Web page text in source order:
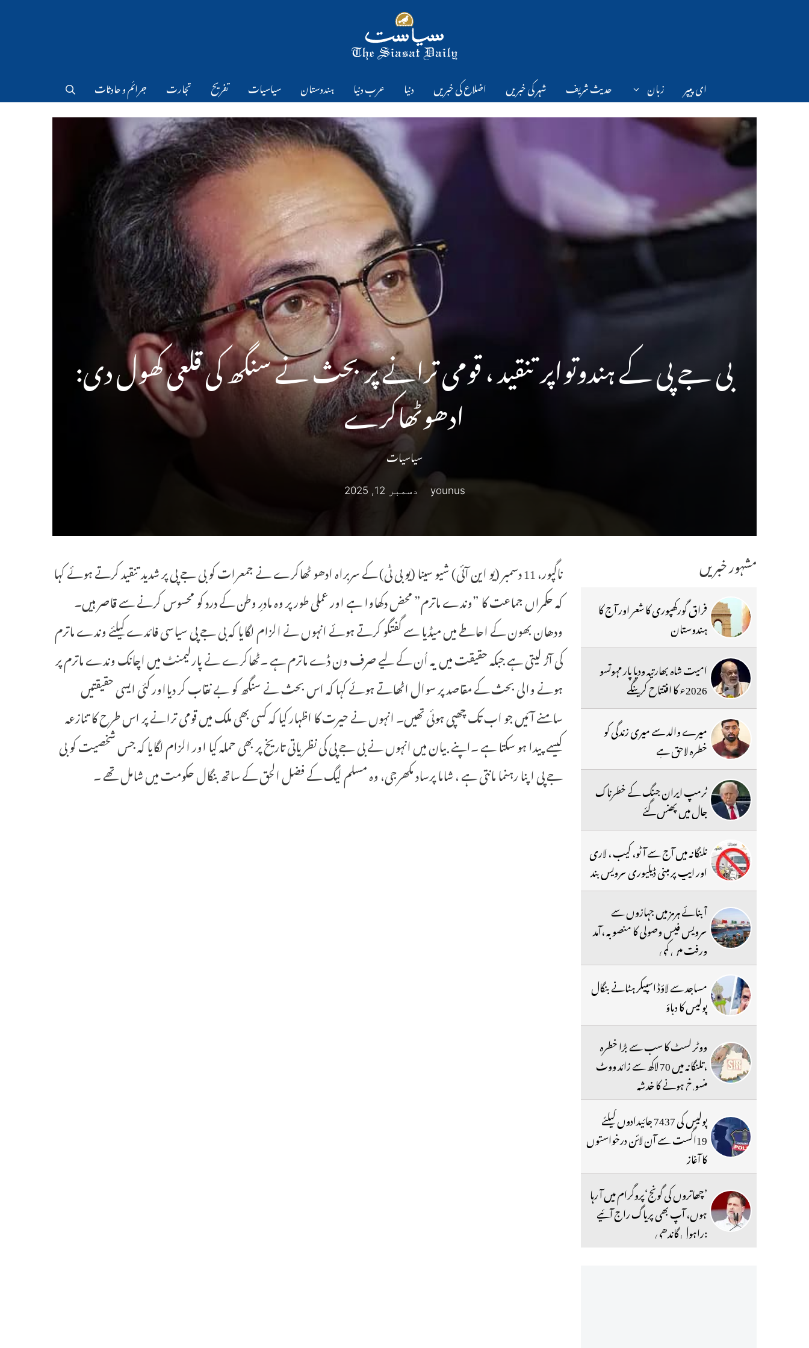
ای پیپر زبان حدیث شریف شہر کی خبریں اضلاع کی خبریں دنیا عرب دنیا ہندوستان سیاسیات تفریح تجارت جرائم و حادثات
بی جے پی کے ہندوتواپر تنقید ، قومی ترانے پر بحث نے سنگھ کی قلعی کھول دی:
ادھوٹھاکرے
سیاسیات
younus دسمبر 12, 2025
ناگپور، 11 دسمبر (یو این آئی) شیو سینا (یو بی ٹی) کے سربراہ ادھو ٹھاکرے نے جمعرات کو بی جے پی پر شدید تنقید کرتے ہوئے کہا
کہ حکمراں جماعت کا ”وندے ماترم” محض دکھاوا ہے اور عملی طور پر وہ مادرِ وطن کے درد کو محسوس کرنے سے قاصر ہیں۔
ودھان بھون کے احاطے میں میڈیا سے گفتگو کرتے ہوئے انہوں نے الزام لگایا کہ بی جے پی سیاسی فائدے کیلئے وندے ماترم
کی آڑ لیتی ہے جبکہ حقیقت میں یہ اُن کے لیے صرف ون ڈے ماترم ہے ۔ٹھاکرے نے پارلیمنٹ میں اچانک وندے ماترم پر
ہونے والی بحث کے مقاصد پر سوال اٹھاتے ہوئے کہا کہ اس بحث نے سنگھ کو بے نقاب کر دیااور کئی ایسی حقیقتیں
سامنے آئیں جو اب تک چھپی ہوئی تھیں۔ انہوں نے حیرت کا اظہار کیا کہ کسی بھی ملک میں قومی ترانے پر اس طرح کا تنازعہ
کیسے پیدا ہو سکتا ہے ۔اپنے بیان میں انہوں نے بی جے پی کی نظریاتی تاریخ پر بھی حملہ کیا اور الزام لگایا کہ جس شخصیت کو بی
جے پی اپنا رہنما مانتی ہے ، شاما پرساد مکھرجی، وہ مسلم لیگ کے فضل الحق کے ساتھ بنگال حکومت میں شامل تھے ۔
مشہور خبریں
فراق گورکھپوری کا شعر اور آج کا
ہندوستان
امیت شاہ بھارتیہ ودیا پار مہوتسو
2026ء کا افتتاح کرینگے
میرے والد سے میری زندگی کو
خطرہ لاحق ہے
ٹرمپ ایران جنگ کے خطرناک
جال میں پھنس گئے
تلنگانہ میں آج سے آٹو، کیب ، لاری
اور ایپ پر مبنی ڈیلیوری سرویس بند
آبنائے ہرمز میں جہازوں سے
سرویس فیس وصولی کا منصوبہ ،آمد
ورفت میں کمی
مساجد سے لاؤڈ اسپیکر ہٹانے بنگال
پولیس کا دباؤ
ووٹر لسٹ کا سب سے بڑا خطرہ
،تلنگانہ میں 70 لاکھ سے زائد ووٹ
منسوخ ہونے کا خدشہ
پولیس کی 7437 جائیدادوں کیلئے
19اگست سے آن لائن درخواستوں
کا آغاز
’چھاتروں کی گونج‘پروگرام میں آ رہا
ہوں، آپ بھی پریاگ راج آئیے
:راہول گاندھی